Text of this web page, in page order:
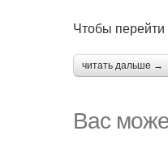
Чтобы перейти
читать дальше →
Вас